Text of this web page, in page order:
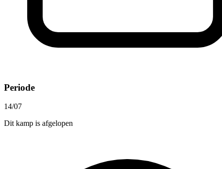
Periode
14/07
Dit kamp is afgelopen